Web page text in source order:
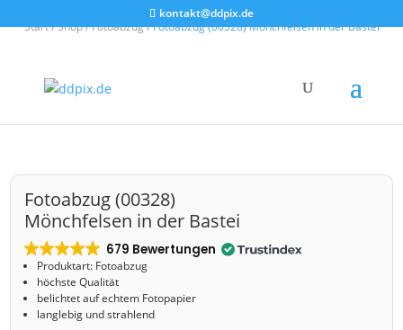
kontakt@ddpix.de
Start/Shop/Fotoabzug/ Fotoabzug (00328) Mönchfelsen in der Bastei
Fotoabzug (00328)
Mönchfelsen in der Bastei
679 Bewertungen
Produktart: Fotoabzug
höchste Qualität
belichtet auf echtem Fotopapier
langlebig und strahlend